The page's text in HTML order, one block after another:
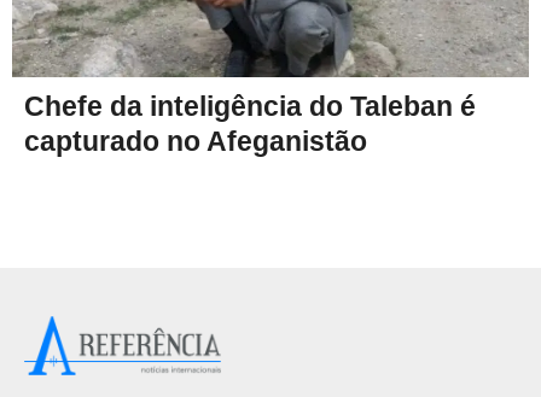
Chefe da inteligência do Taleban é
capturado no Afeganistão